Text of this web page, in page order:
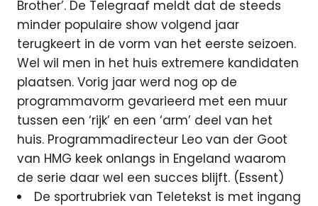
Brother’. De Telegraaf meldt dat de steeds
minder populaire show volgend jaar
terugkeert in de vorm van het eerste seizoen.
Wel wil men in het huis extremere kandidaten
plaatsen. Vorig jaar werd nog op de
programmavorm gevarieerd met een muur
tussen een ‘rijk’ en een ‘arm’ deel van het
huis. Programmadirecteur Leo van der Goot
van HMG keek onlangs in Engeland waarom
de serie daar wel een succes blijft. (Essent)
De sportrubriek van Teletekst is met ingang